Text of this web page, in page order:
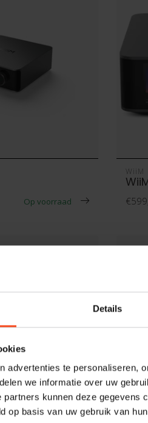
Details
advertenties te personaliseren,
we informatie over uw
kunnen deze gegevens
op basis van uw gebruik van
Op voorraad
WiiM